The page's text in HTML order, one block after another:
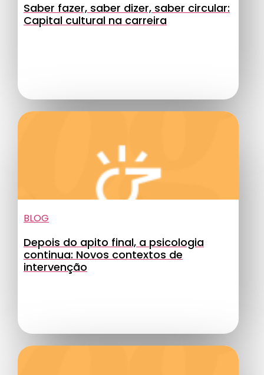
Saber fazer, saber dizer, saber circular:
Capital cultural na carreira
BLOG
Depois do apito final, a psicologia
continua: Novos contextos de
intervenção